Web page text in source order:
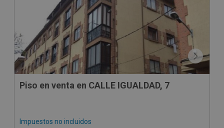
Piso en venta en CALLE IGUALDAD, 7
Impuestos no incluidos